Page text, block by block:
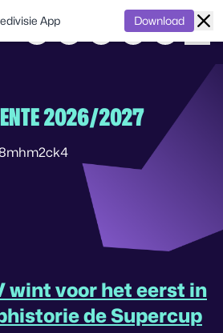
2026/2027
wint voor het eerst in
de Supercup
App Download